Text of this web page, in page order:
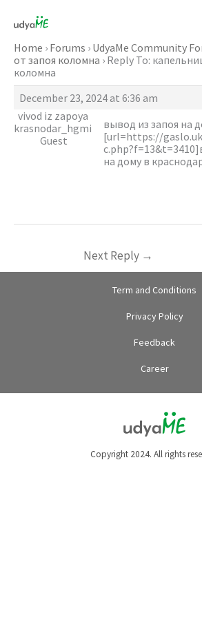
content
Home › Forums › UdyaMe Community
от запоя коломна › Reply To:
коломна
December 23, 2024 at 6:36 am
vivod iz zapoya
krasnodar_hgmi
Guest
вывод из запоя на
[url=https://
на дому в
Next Reply →
Term and Conditions
Privacy Policy
Feedback
Career
Copyright 2024. All rights